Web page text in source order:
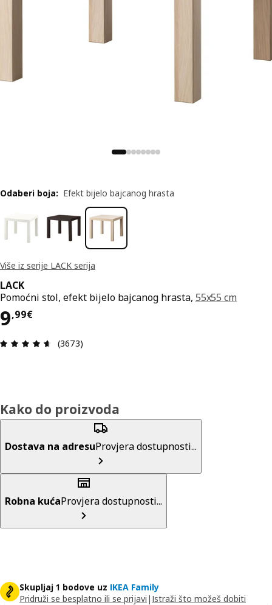
Više iz serije LACK serija
LACK
Pomoćni stol, efekt bijelo bajcanog hrasta, 55x55 cm
9,99€
Cijena 9,99€
Ocjena i recenzija: 4.6 od 5 zvjezdica. Ukupno
(3673)
Odaberi boja: Efekt bijelo bajcanog hrasta
Kako do proizvoda
Dostava na adresuProvjera dostupnosti...
Robna kućaProvjera dostupnosti...
Skupljaj 1 bodove uz IKEA Family
Pridruži se besplatno ili se prijavi | Istraži što možeš dobiti